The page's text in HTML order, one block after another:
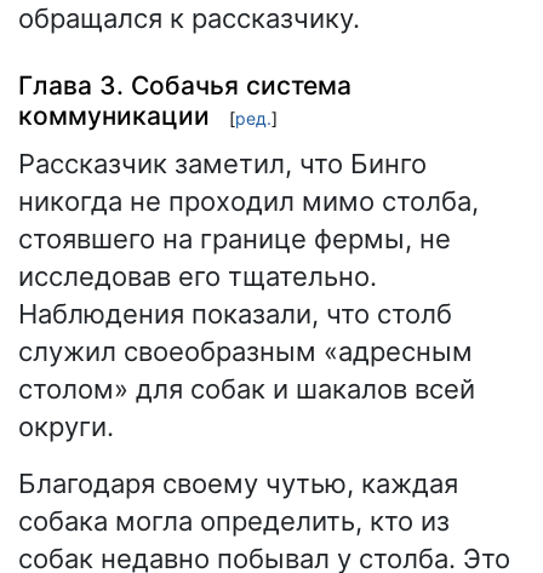
обращался к рассказчику.
Глава 3. Собачья система
коммуникации
[ред.]
Рассказчик заметил, что Бинго
никогда не проходил мимо столба,
стоявшего на границе фермы, не
исследовав его тщательно.
Наблюдения показали, что столб
служил своеобразным «адресным
столом» для собак и шакалов всей
округи.
Благодаря своему чутью, каждая
собака могла определить, кто из
собак недавно побывал у столба. Это